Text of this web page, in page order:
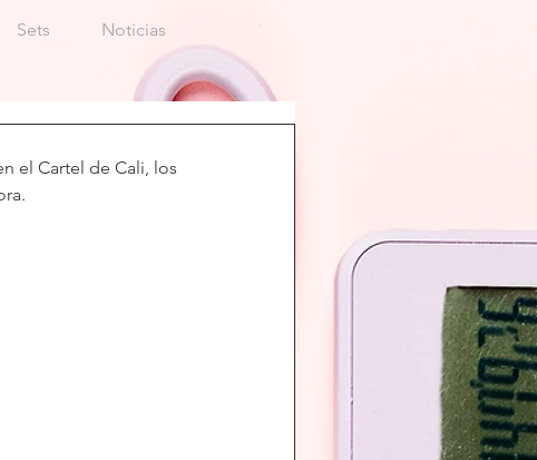
Sets Noticias
el Cartel de Cali, los